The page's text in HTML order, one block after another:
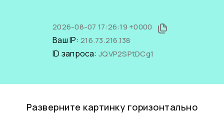
2026-08-07 17:26:19 +0000
Ваш IP: 216.73.216.138
ID запроса: JQVP2SPtDCg1
Разверните картинку горизонтально